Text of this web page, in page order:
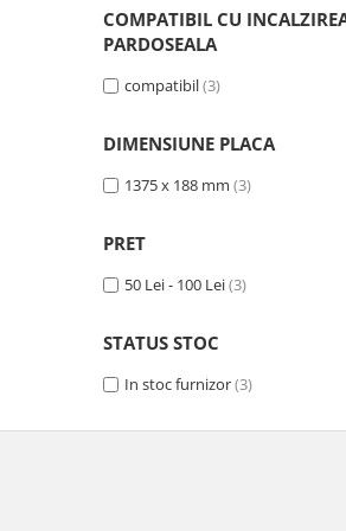
Exquisit 8 mm
Mammut 12 mm
Robusto 12 mm
COMPATIBIL CU
PARDOSEALA
compatibil(3)
DIMENSIUNE PLACA
1375 x 188 mm (3)
PRET
50 Lei - 100 Lei(3)
STATUS STOC
In stoc furnizor(3)